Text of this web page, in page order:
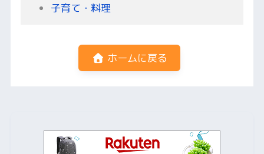
子育て・料理
ホームに戻る